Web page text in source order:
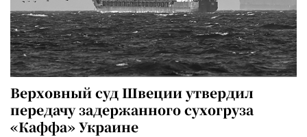
Верховный суд Швеции утвердил
передачу задержанного сухогруза
«Каффа» Украине